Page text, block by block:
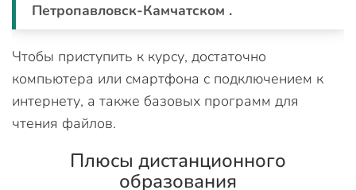
Петропавловск-Камчатском .
Чтобы приступить к курсу, достаточно
компьютера или смартфона с подключением к
интернету, а также базовых программ для
чтения файлов.
Плюсы дистанционного
образования